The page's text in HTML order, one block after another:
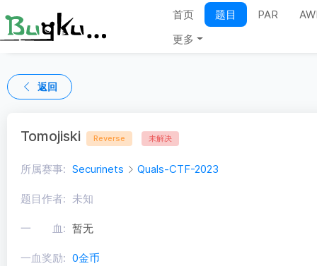
首页 题目 PAR
更多
返回
Tomojiski Reverse 未解决
所属赛事: Securinets Quals-CTF-2023
题目作者: 未知
一 血: 暂无
一血奖励: 0金币